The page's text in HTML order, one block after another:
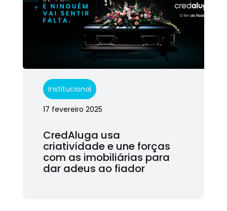
Institucional
17 fevereiro 2025
CredAluga usa
criatividade e une forças
com as imobiliárias para
dar adeus ao fiador